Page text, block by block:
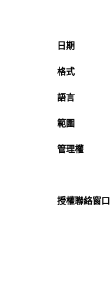
日期
格式
語言
範圍
管理權
授權聯絡窗口